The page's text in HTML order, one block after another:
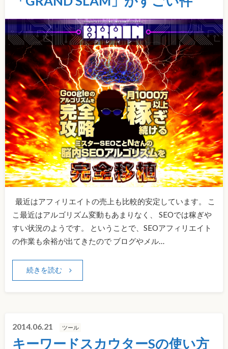
最近はアフィリエイトの売上も比較的安定しています。 こ
こ最近はアルゴリズム変動もあまりなく、 SEOでは稼ぎや
すい状況のようです。 ということで、SEOアフィリエイト
の作業も余裕が出てきたので ブログやメル…
続きを読む
2014.06.21 ツール
キーワードスカウターSの使い方